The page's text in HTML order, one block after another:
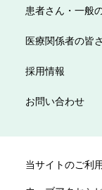
患者さん・一般
医療関係者の皆
採用情報
お問い合わせ
当サイトのご利